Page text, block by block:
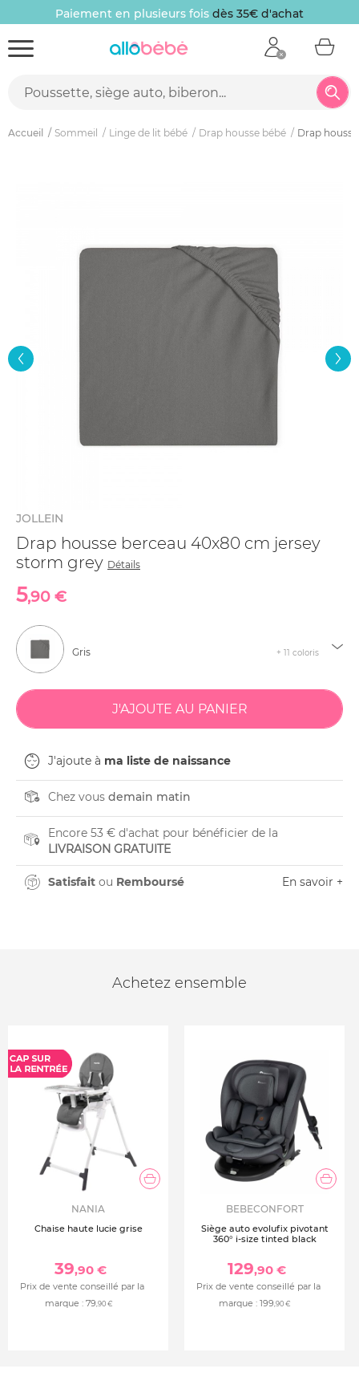
Paiement en plusieurs fois dès 35€ d'achat
Accueil Sommeil Linge de lit bébé Drap housse bébé Drap
JOLLEIN
Drap housse berceau 40x80 cm jersey
storm grey Détails
5,90 €
Gris + 11 coloris
J'ajoute à ma liste de naissance
Chez vous demain matin
Encore 53 € d'achat pour bénéficier de la
LIVRAISON GRATUITE
Satisfait ou Remboursé En savoir +
Achetez ensemble
NANIA
Chaise haute lucie grise
39,90 €
Prix de vente conseillé par la
marque : 79,90 €
BEBECONFORT
Siège auto evolufix pivotant
360° i-size tinted black
129,90 €
Prix de vente conseillé par la
marque : 199,90 €